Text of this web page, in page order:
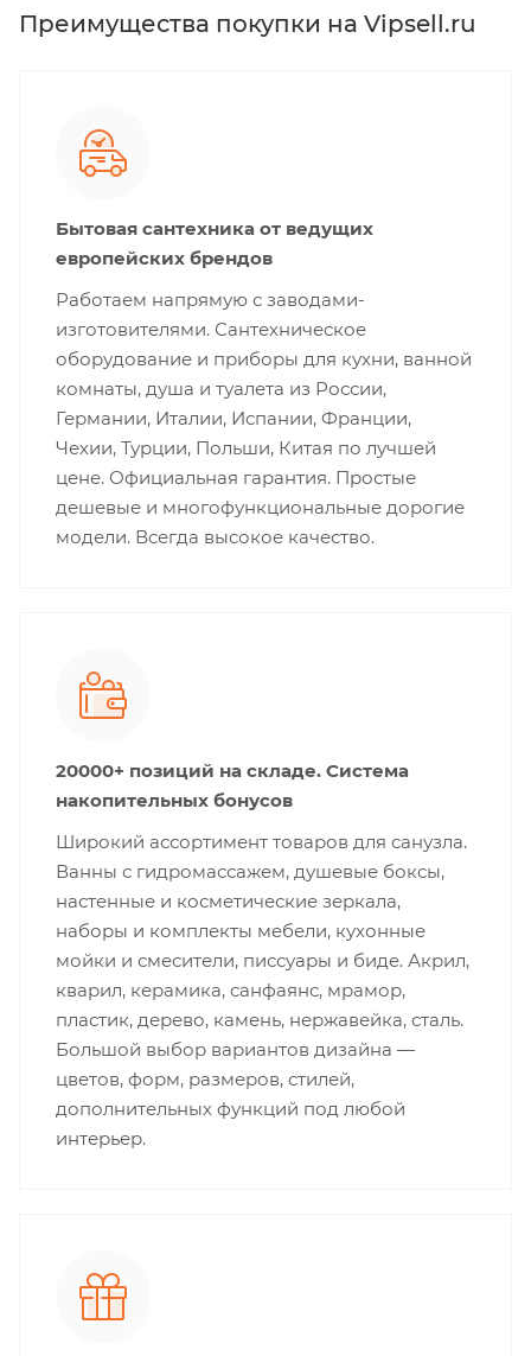
Преимущества покупки на Vipsell.ru
Бытовая сантехника от ведущих
европейских брендов
Работаем напрямую с заводами-
изготовителями. Сантехническое
оборудование и приборы для кухни, ванной
комнаты, душа и туалета из России,
Германии, Италии, Испании, Франции,
Чехии, Турции, Польши, Китая по лучшей
цене. Официальная гарантия. Простые
дешевые и многофункциональные дорогие
модели. Всегда высокое качество.
20000+ позиций на складе. Система
накопительных бонусов
Широкий ассортимент товаров для санузла.
Ванны с гидромассажем, душевые боксы,
настенные и косметические зеркала,
наборы и комплекты мебели, кухонные
мойки и смесители, писсуары и биде. Акрил,
кварил, керамика, санфаянс, мрамор,
пластик, дерево, камень, нержавейка, сталь.
Большой выбор вариантов дизайна —
цветов, форм, размеров, стилей,
дополнительных функций под любой
интерьер.